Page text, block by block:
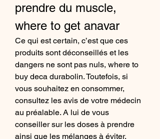
prendre du muscle,
where to get anavar
Ce qui est certain, c’est que ces
produits sont déconseillés et les
dangers ne sont pas nuls, where to
buy deca durabolin. Toutefois, si
vous souhaitez en consommer,
consultez les avis de votre médecin
au préalable. A lui de vous
conseiller sur les doses à prendre
ainsi que les mélanges à éviter.